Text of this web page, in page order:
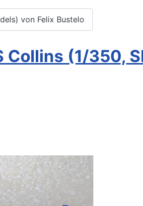
von Felix Bustelo
(1/350,